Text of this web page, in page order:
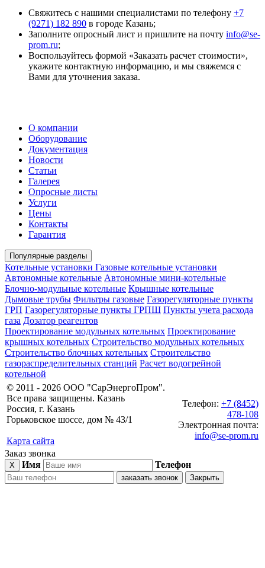
Свяжитесь с нашими специалистами по телефону +7
(9271) 182 890 в городе Казань;
Заполните опросный лист и пришлите на почту info@se-
prom.ru;
Воспользуйтесь формой «Заказать расчет стоимости»,
укажите контактную информацию, и мы свяжемся с
Вами для уточнения заказа.
О компании
Оборудование
Документация
Новости
Статьи
Галерея
Опросные листы
Услуги
Цены
Контакты
Гарантия
Популярные разделы
Котельные установки Газовые котельные установки
Автономные котельные Автономные мини-котельные
Блочно-модульные котельные Крышные котельные
Дымовые трубы Фильтры газовые Газорегуляторные пункты
ГРП Газорегуляторные пункты ГРПШ Пункты учета расхода
газа Дозатор реагентов
Проектирование модульных котельных Проектирование
крышных котельных Строительство модульных котельных
Строительство блочных котельных Строительство
газораспределительных станций Расчет водогрейной
котельной
© 2011 - 2026 ООО "СарЭнергоПром".
Все права защищены. Казань
Россия, г. Казань
Горьковское шоссе, дом № 43/1
Карта сайта
Телефон: +7 (8452)
478-108
Электронная почта:
info@se-prom.ru
Заказ звонка
X Имя Телефон
заказать звонок Закрыть